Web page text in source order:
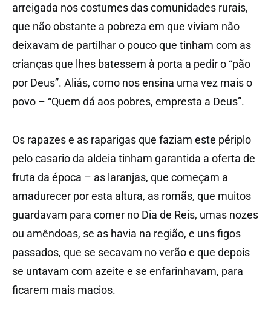
arreigada nos costumes das comunidades rurais,
que não obstante a pobreza em que viviam não
deixavam de partilhar o pouco que tinham com as
crianças que lhes batessem à porta a pedir o “pão
por Deus”. Aliás, como nos ensina uma vez mais o
povo – “Quem dá aos pobres, empresta a Deus”.
Os rapazes e as raparigas que faziam este périplo
pelo casario da aldeia tinham garantida a oferta de
fruta da época – as laranjas, que começam a
amadurecer por esta altura, as romãs, que muitos
guardavam para comer no Dia de Reis, umas nozes
ou amêndoas, se as havia na região, e uns figos
passados, que se secavam no verão e que depois
se untavam com azeite e se enfarinhavam, para
ficarem mais macios.